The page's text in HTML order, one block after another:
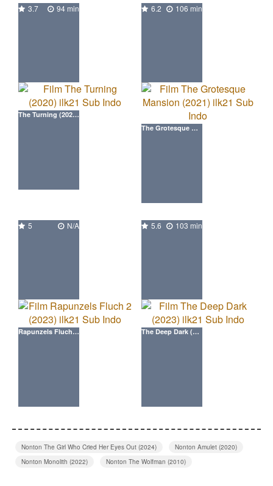
3.7 94 min
The Turning (2020) ilk21 Movie
6.2 106 min
The Grotesque Mansion (2021) ilk21 Movie
5 N/A
Rapunzels Fluch 2 (2023) ilk21 Movie
5.6 103 min
The Deep Dark (2023) ilk21 Movie
Nonton The Girl Who Cried Her Eyes Out (2024)
Nonton Amulet (2020)
Nonton Monolith (2022)
Nonton The Wolfman (2010)